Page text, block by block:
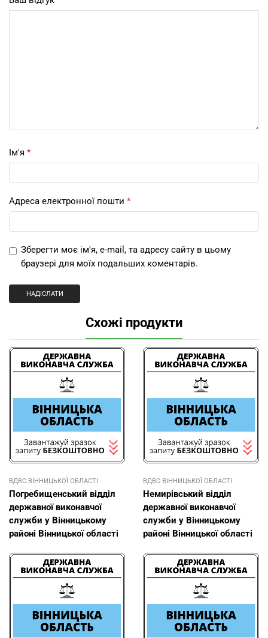
Ім'я *
Адреса електронної пошти *
Зберегти моє ім'я, e-mail, та адресу сайту в цьому
браузері для моїх подальших коментарів.
Схожі продукти
ВДВС ВІННИЦЬКОЇ ОБЛАСТІ
Погребищенський відділ
державної виконавчої
служби у Вінницькому
районі Вінницької області
ВДВС ВІННИЦЬКОЇ ОБЛАСТІ
Немирівський відділ
державної виконавчої
служби у Вінницькому
районі Вінницької області